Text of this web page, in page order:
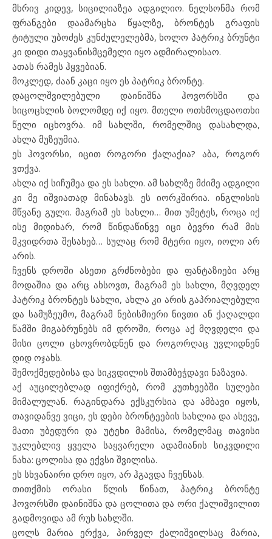
მხრივ კიდევ, სიცილიაზეა ადგილიო. ნელსონმა რომ
ფრანგები დაამარცხა წყალზე, ბრონტეს გრაფის
ტიტული უბოძეს კუნძულელებმა, ხოლო პატრიკ ბრუნტი
კი დიდი თაყვანისმცემელი იყო ადმირალისაო.
ათას რამეს ჰყვებიან.
მოკლედ, ძაან კაცი იყო ეს პატრიკ ბრონტე.
დაცოლშვილებული დაინიშნა ჰოვორსში და
სიცოცხლის ბოლომდე იქ იყო. მთელი ოთხმოცდაოთხი
წელი იცხოვრა. იმ სახლში, რომელშიც დასახლდა,
ახლა მუზეუმია.
ეს ჰოვორსი, იცით როგორი ქალაქია? აბა, როგორ
ვთქვა.
ახლა იქ სიჩუმეა და ეს სახლი. ამ სახლზე მძიმე ადგილი
კი მე იშვიათად მინახავს. ეს იორკშირია. ინგლისის
მწვანე გული. მაგრამ ეს სახლი… მით უმეტეს, როცა იქ
ისე მიდიხარ, რომ წინდაწინვე იცი ბევრი რამ მის
მკვიდრთა შესახებ… სულაც რომ მტერი იყო, იოლი არ
არის.
ჩვენს დროში ასეთი გრძნობები და ფანტაზიები არც
მოდაშია და არც ახსოვთ, მაგრამ ეს სახლი, მღვდელ
პატრიკ ბრონტეს სახლი, ახლა კი არის გაპრიალებული
და სამუზეუმო, მაგრამ ნებისმიერი ნივთი ან ქაღალდი
წამში მიგაბრუნებს იმ დროში, როცა აქ მღვდელი და
მისი ცოლი ცხოვრობდნენ და როგორღაც უვლიდნენ
დიდ ოჯახს.
შემოქმედებისა და სიკვდილის შთამბეჭდავი ნაზავია.
აქ აუცილებლად იფიქრებ, რომ კუთხეებში სულები
მიმალულან. რაგინდარა ექსკურსია და ამბავი იყოს,
თავიდანვე ვიცი, ეს დები ბრონტეების სახლია და ასევე,
მათი უბედური და უტეხი მამისა, რომელმაც თავისი
უკლებლივ ყველა საყვარელი ადამიანის სიკვდილი
ნახა: ცოლისა და ექვსი შვილისა.
ეს სხვანაირი დრო იყო, არ ჰგავდა ჩვენსას.
თითქმის ორასი წლის წინათ, პატრიკ ბრონტე
ჰოვორსში დაინიშნა და ცოლითა და ორი ქალიშვილით
გადმოვიდა ამ რუხ სახლში.
ცოლს მარია ერქვა, პირველ ქალიშვილსაც მარია,